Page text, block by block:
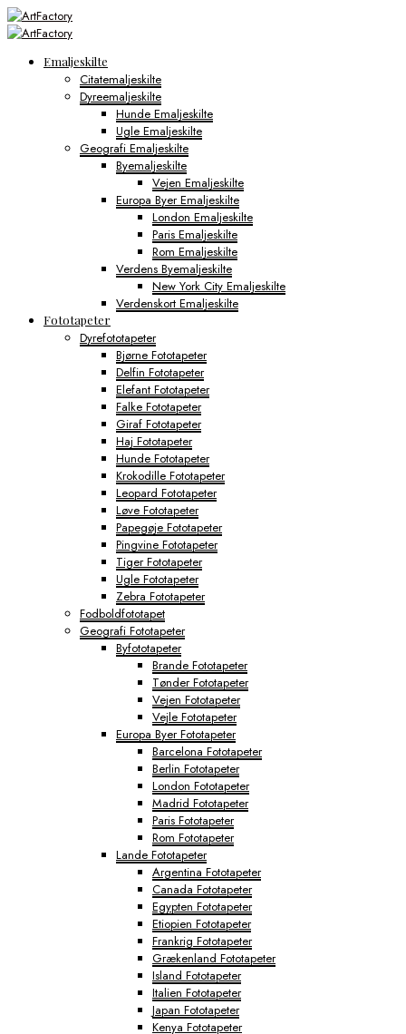
Emaljeskilte
Citatemaljeskilte
Dyreemaljeskilte
Hunde Emaljeskilte
Ugle Emaljeskilte
Geografi Emaljeskilte
Byemaljeskilte
Vejen Emaljeskilte
Europa Byer Emaljeskilte
London Emaljeskilte
Paris Emaljeskilte
Rom Emaljeskilte
Verdens Byemaljeskilte
New York City Emaljeskilte
Verdenskort Emaljeskilte
Fototapeter
Dyrefototapeter
Bjørne Fototapeter
Delfin Fototapeter
Elefant Fototapeter
Falke Fototapeter
Giraf Fototapeter
Haj Fototapeter
Hunde Fototapeter
Krokodille Fototapeter
Leopard Fototapeter
Løve Fototapeter
Papegøje Fototapeter
Pingvine Fototapeter
Tiger Fototapeter
Ugle Fototapeter
Zebra Fototapeter
Fodboldfototapet
Geografi Fototapeter
Byfototapeter
Brande Fototapeter
Tønder Fototapeter
Vejen Fototapeter
Vejle Fototapeter
Europa Byer Fototapeter
Barcelona Fototapeter
Berlin Fototapeter
London Fototapeter
Madrid Fototapeter
Paris Fototapeter
Rom Fototapeter
Lande Fototapeter
Argentina Fototapeter
Canada Fototapeter
Egypten Fototapeter
Etiopien Fototapeter
Frankrig Fototapeter
Grækenland Fototapeter
Island Fototapeter
Italien Fototapeter
Japan Fototapeter
Kenya Fototapeter